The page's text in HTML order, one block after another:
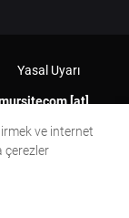
[at]
Yasal Uyarı
ve internet
çerezler